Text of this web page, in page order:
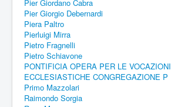
Pier Giordano Cabra
Pier Giorgio Debernardi
Piera Paltro
Pierluigi Mirra
Pietro Fragnelli
Pietro Schiavone
PONTIFICIA OPERA PER LE VOCAZIONI
ECCLESIASTICHE CONGREGAZIONE P
Primo Mazzolari
Raimondo Sorgia